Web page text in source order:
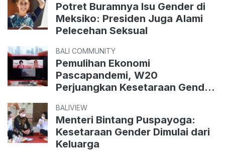
Potret Buramnya Isu Gender di
Meksiko: Presiden Juga Alami
Pelecehan Seksual
BALI COMMUNITY
Pemulihan Ekonomi
Pascapandemi, W20
Perjuangkan Kesetaraan Gender
BALIVIEW
Menteri Bintang Puspayoga:
Kesetaraan Gender Dimulai dari
Keluarga